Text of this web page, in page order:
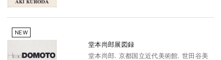
NEW
堂本尚郎展図録
堂本尚郎. 京都国立近代美術館. 世田谷美